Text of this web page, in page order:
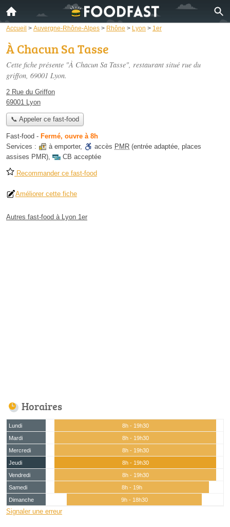
Accueil > Auvergne-Rhône-Alpes > Rhône > Lyon > 1er
À Chacun Sa Tasse
Cette fiche présente "À Chacun Sa Tasse", restaurant situé rue du
griffon, 69001 Lyon.
2 Rue du Griffon
69001 Lyon
📞 Appeler ce fast-food
Fast-food - Fermé, ouvre à 8h
Services :
à emporter, accès PMR (entrée adaptée, places
assises PMR), CB acceptée
Recommander ce fast-food
Améliorer cette fiche
Autres fast-food à Lyon 1er
Horaires
Lundi
8h - 19h30
Mardi
8h - 19h30
Mercredi
8h - 19h30
Jeudi
8h - 19h30
Vendredi
8h - 19h30
Samedi
8h - 19h
Dimanche
9h - 18h30
Signaler une erreur